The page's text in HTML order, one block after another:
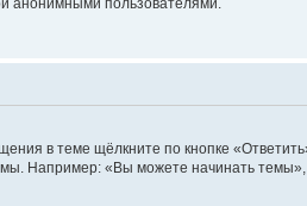
анонимными пользователями.
в теме щёлкните по кнопке
Например: «Вы можете начинать